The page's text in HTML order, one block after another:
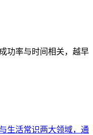
功率与时间相关，越早
生活常识两大领域，通